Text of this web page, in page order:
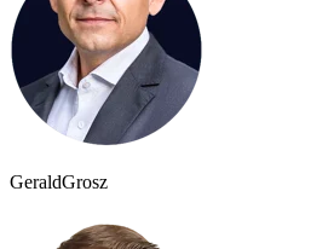
GeraldGrosz